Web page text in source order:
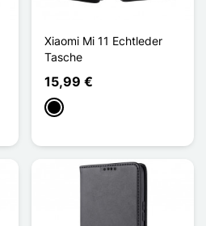
Xiaomi Mi 11 Echtleder
Tasche
15,99 €
Schwarz